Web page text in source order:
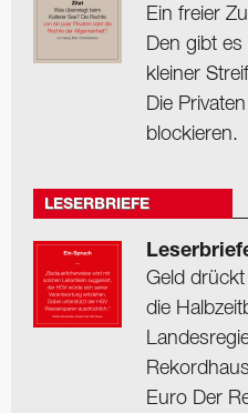
Ein freier
Den gibt es
kleiner
Die
blockieren.
LESERBRIEFE
Geld
die
Euro Der